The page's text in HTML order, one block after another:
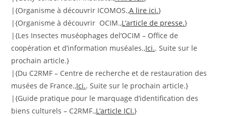
|{Organisme à découvrir ICOMOS.,A lire ici.}
|{Organisme à découvrir OCIM.,L’article de presse.}
|{Les Insectes muséophages del’OCIM – Office de
coopération et d’information muséales.,Ici.. Suite sur le
prochain article.}
|{Du C2RMF – Centre de recherche et de restauration des
musées de France.,Ici.. Suite sur le prochain article.}
|{Guide pratique pour le marquage d’identification des
biens culturels – C2RMF.,L’article ICI.}